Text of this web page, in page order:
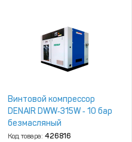
Винтовой компрессор
DENAIR DWW‑315W ‑ 10 бар
безмасляный
Код товара: 426816